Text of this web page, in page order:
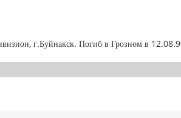
г.Буйнакск. Погиб в Грозном в